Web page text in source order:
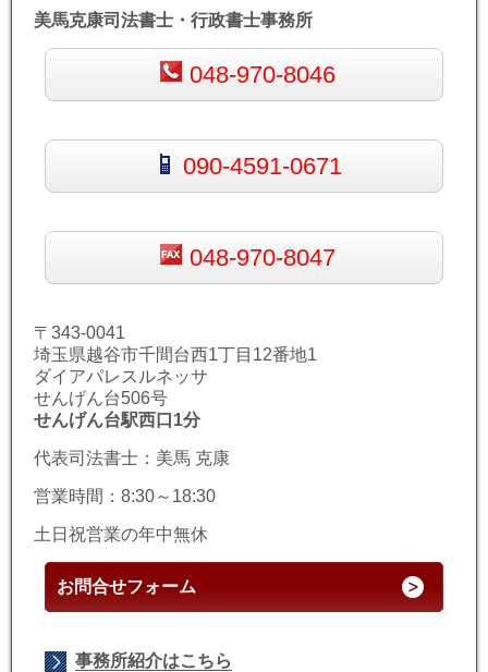
美馬克康司法書士・行政書士事務所
048-970-8046
090-4591-0671
048-970-8047
〒343-0041
埼玉県越谷市千間台西1丁目12番地1
ダイアパレスルネッサ
せんげん台506号
せんげん台駅西口1分
代表司法書士：美馬 克康
営業時間：8:30～18:30
土日祝営業の年中無休
お問合せフォーム
事務所紹介はこちら